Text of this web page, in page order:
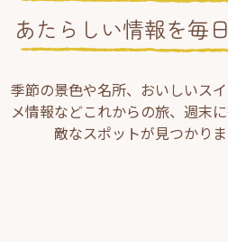
あたらしい情報を毎
季節の景色や名所、おいしいス
メ情報などこれからの旅、週末
敵なスポットが見つかり